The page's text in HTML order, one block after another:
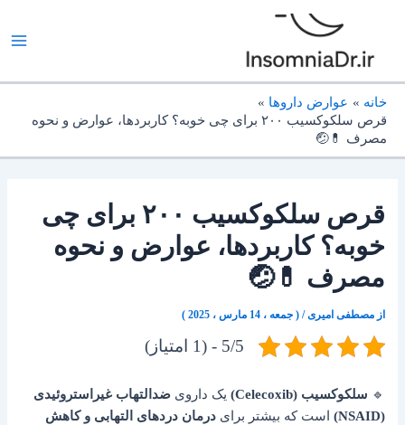
خانه
عوارض داروها
قرص سلکوکسیب ۲۰۰ برای چی خوبه؟ کاربردها، عوارض و نحوه
مصرف 💊🤕
قرص سلکوکسیب ۲۰۰ برای چی
خوبه؟ کاربردها، عوارض و نحوه
مصرف 💊🤕
از مصطفی امیری/( جمعه ، 14 مارس ، 2025 )
5/5 - (1 امتیاز)
🔹 سلکوکسیب (Celecoxib) یک دارویضدالتهاب غیراستروئیدی
(NSAID)
است که بیشتر برایدرمان دردهای التهابی و کاهش